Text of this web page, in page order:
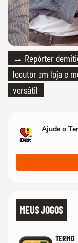
→ Repórter
locutor em loja e
versátil
Ajude o
MEUS JOGOS
TERMO